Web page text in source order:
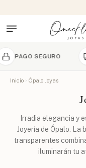
SEGURO
Inicio Ópalo Joyas
Irradia elegancia y
Joyería de Ópalo. La
transparentes
iluminarán tu